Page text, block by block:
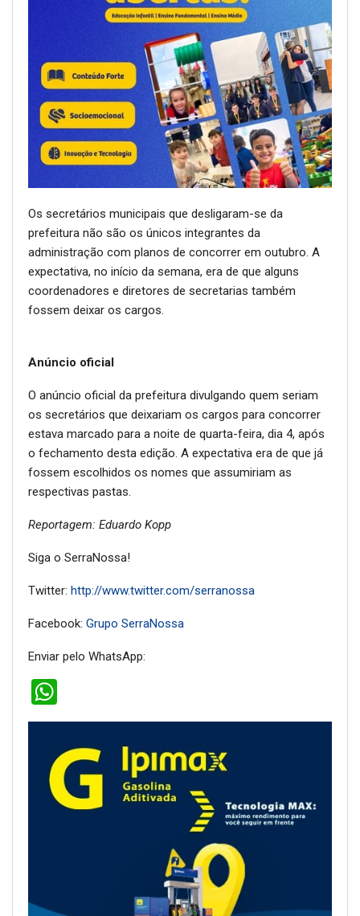
Os secretários municipais que desligaram-se da
prefeitura não são os únicos integrantes da
administração com planos de concorrer em outubro. A
expectativa, no início da semana, era de que alguns
coordenadores e diretores de secretarias também
fossem deixar os cargos.
Anúncio oficial
O anúncio oficial da prefeitura divulgando quem seriam
os secretários que deixariam os cargos para concorrer
estava marcado para a noite de quarta-feira, dia 4, após
o fechamento desta edição. A expectativa era de que já
fossem escolhidos os nomes que assumiriam as
respectivas pastas.
Reportagem: Eduardo Kopp
Siga o SerraNossa!
Twitter: http://www.twitter.com/serranossa
Facebook: Grupo SerraNossa
Enviar pelo WhatsApp: